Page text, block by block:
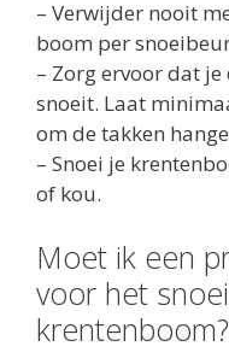
– Verwijder nooit
boom per
– Zorg ervoor dat
snoeit. Laat
om de takken
– Snoei je
of kou.
Moet ik een
voor het
krentenboom?